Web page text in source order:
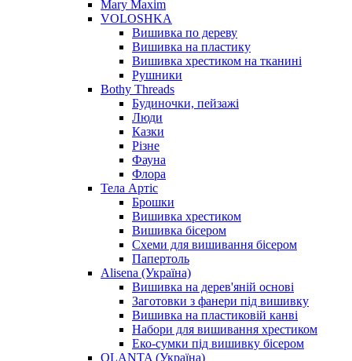
Mary Maxim
VOLOSHKA
Вишивка по дереву
Вишивка на пластику
Вишивка хрестиком на тканині
Рушники
Bothy Threads
Будиночки, пейзажі
Люди
Казки
Різне
Фауна
Флора
Тела Артіс
Брошки
Вишивка хрестиком
Вишивка бісером
Схеми для вишивання бісером
Папертоль
Alisena (Україна)
Вишивка на дерев'яній основі
Заготовки з фанери під вишивку
Вишивка на пластиковій канві
Набори для вишивання хрестиком
Еко-сумки під вишивку бісером
OLANTA (Україна)